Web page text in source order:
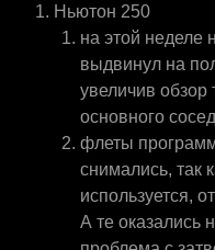
Ньютон 250
на этой неделе
выдвинул на
увеличив обзор
основного
флеты
снимались, так
используется,
А те оказались